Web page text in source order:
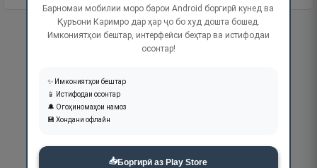
Барномаи мобилии моро барои Android боргирӣ кунед ва
Қуръони Каримро дар ҳар ҷо бо худ дошта бошед.
Имкониятҳои бештар, интерфейси беҳтар ва истифодаи
осонтар!
✨ Имкониятҳои бештар
📱 Истифодаи осонтар
🔔 Огоҳиномаҳои намоз
💾 Хондани офлайн
📥Боргирӣ аз Play Store